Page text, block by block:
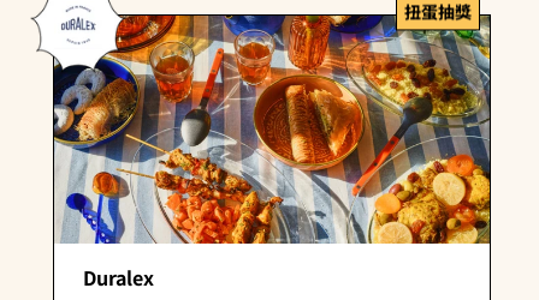
Duralex
扭蛋抽獎